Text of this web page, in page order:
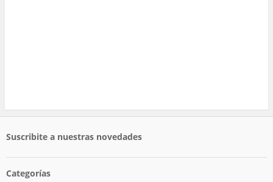
Suscribite a nuestras novedades
Categorías